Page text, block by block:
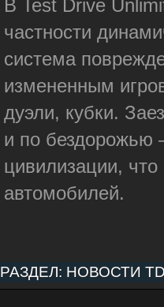
В Test Drive
частности
система
измененным
дуэли, кубки.
и по бездорожью
цивилизации, что
автомобилей.
РАЗДЕЛ: НОВОСТИ